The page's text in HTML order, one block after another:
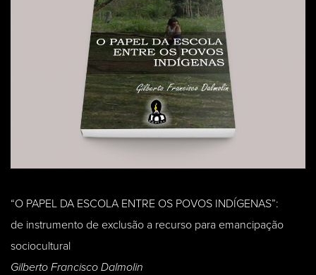
“O PAPEL DA ESCOLA ENTRE OS POVOS INDÍGENAS”:
de instrumento de exclusão a recurso para emancipação
sociocultural
Gilberto Francisco Dalmolin